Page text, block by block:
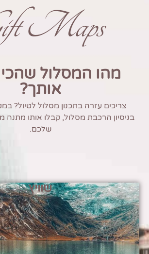
Maps
מהו המסלול שהכי
אותך?
צריכים עזרה בתכנון מסלול לטיול?
בניסיון הרכבת מסלול, קבלו אותו מתנה
שלכם.
שוויץ